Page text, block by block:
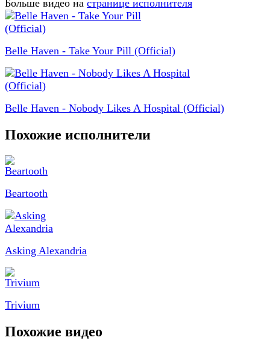
Больше видео на странице исполнителя
Belle Haven - Take Your Pill (Official)
Belle Haven - Nobody Likes A Hospital (Official)
Похожие исполнители
Beartooth
Asking Alexandria
Trivium
Похожие видео